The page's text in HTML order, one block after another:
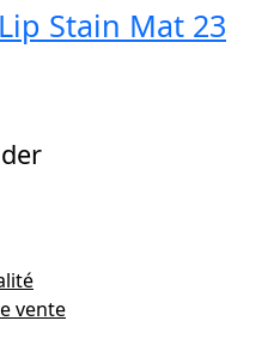
Stain Mat 23
vente